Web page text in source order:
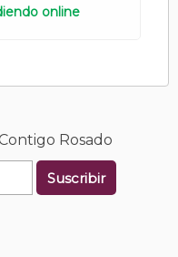
online
Rosado
Suscribir